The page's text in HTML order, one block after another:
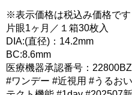
※表示価格は税込み価格です
片眼1ヶ月／１箱30枚入
DIA:(直径)：14.2mm
BC:8.6mm
医療機器承認番号：
#ワンデー #近視用 #うるお